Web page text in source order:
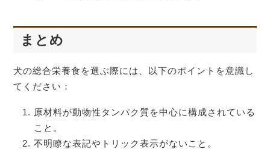
まとめ
犬の総合栄養食を選ぶ際には、以下のポイントを意識し
てください：
原材料が動物性タンパク質を中心に構成されている
こと。
不明瞭な表記やトリック表示がないこと。